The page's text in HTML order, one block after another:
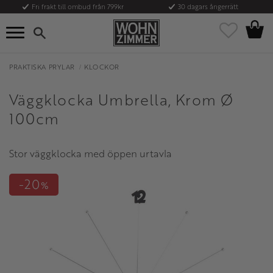
Meny
Fri frakt till ombud från 799kr 30 dagars ångerrätt
Favoriter
PRAKTISKA PRYLAR KLOCKOR
Väggklocka Umbrella, Krom Ø
100cm
Stor väggklocka med öppen urtavla
20%